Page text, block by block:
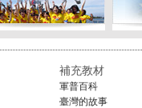
補充教材
軍普百科
臺灣的故事